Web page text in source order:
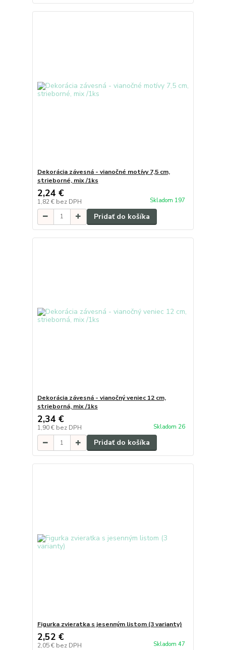
Dekorácia závesná - vianočné motívy 7,5 cm,
strieborné, mix /1ks
2,24 €
1,82 € bez DPH Skladom 197
Pridať do košíka
Dekorácia závesná - vianočný veniec 12 cm,
strieborná, mix /1ks
2,34 €
1,90 € bez DPH Skladom 26
Pridať do košíka
Figurka zvieratka s jesenným listom (3 varianty)
2,52 €
2,05 € bez DPH Skladom 47